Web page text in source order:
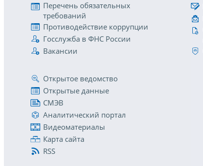
Перечень обязательных
требований
Противодействие коррупции
Госслужба в ФНС России
Вакансии
Открытое ведомство
Открытые данные
СМЭВ
Аналитический портал
Видеоматериалы
Карта сайта
RSS